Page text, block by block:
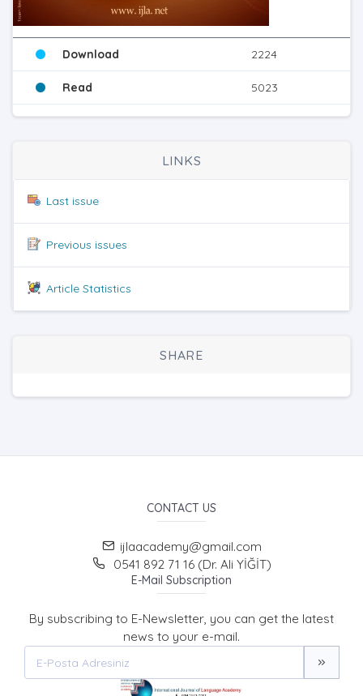
Download 2224
Read 5023
LINKS
Last issue
Previous issues
Article Statistics
SHARE
CONTACT US
ijlaacademy@gmail.com
0541 892 71 16 (Dr. Ali YİĞİT)
E-Mail Subscription
By subscribing to E-Newsletter, you can get the latest
news to your e-mail.